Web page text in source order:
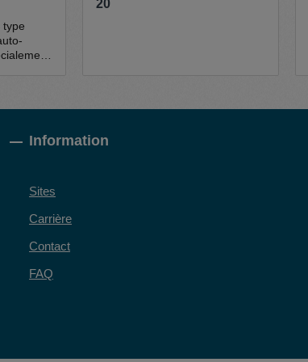
type
de
la norme
à
et
IBS,
20
Information
Sites
Carrière
Contact
FAQ